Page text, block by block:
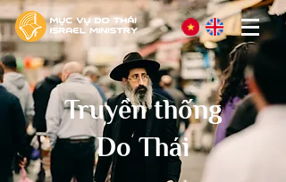
Truyền thống
Do Thái